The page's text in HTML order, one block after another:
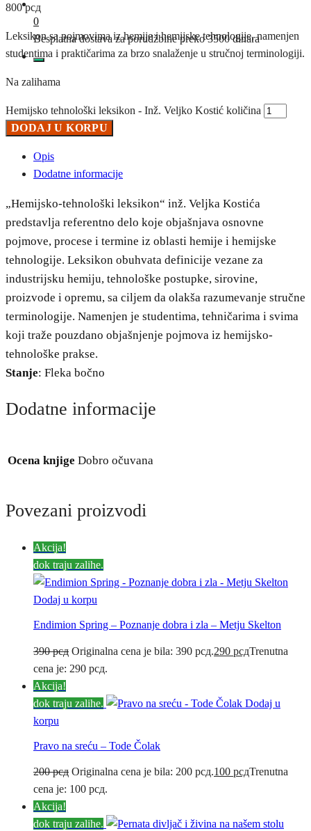
0
Besplatna dostava za porudžbine preko 3500 dinara
800рсд
Leksikon sa pojmovima iz hemije i hemijske tehnologije, namenjen
studentima i praktičarima za brzo snalaženje u stručnoj terminologiji.
Na zalihama
Hemijsko tehnološki leksikon - Inž. Veljko Kostić količina
DODAJ U KORPU
Opis
Dodatne informacije
„Hemijsko-tehnološki leksikon“ inž. Veljka Kostića
predstavlja referentno delo koje objašnjava osnovne
pojmove, procese i termine iz oblasti hemije i hemijske
tehnologije. Leksikon obuhvata definicije vezane za
industrijsku hemiju, tehnološke postupke, sirovine,
proizvode i opremu, sa ciljem da olakša razumevanje stručne
terminologije. Namenjen je studentima, tehničarima i svima
koji traže pouzdano objašnjenje pojmova iz hemijsko-
tehnološke prakse.
Stanje: Fleka bočno
Dodatne informacije
Ocena knjige Dobro očuvana
Povezani proizvodi
Akcija!
dok traju zalihe.
Dodaj u korpu
Endimion Spring – Poznanje dobra i zla – Metju Skelton
390рсд Originalna cena je bila: 390 рсд.290 рсдTrenutna
cena je: 290 рсд.
Akcija!
dok traju zalihe.
Dodaj u
korpu
Pravo na sreću – Tode Čolak
200рсд Originalna cena je bila: 200 рсд.100 рсдTrenutna
cena je: 100 рсд.
Akcija!
dok traju zalihe.